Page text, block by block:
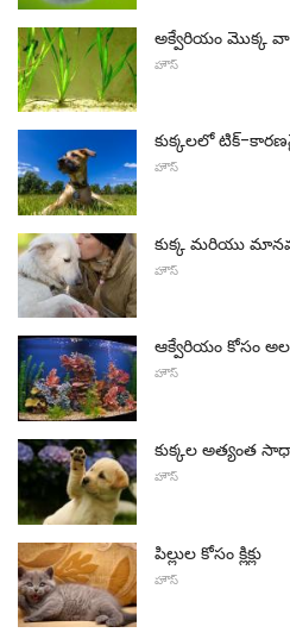
అక్వేరియం మొక్క
హౌస్
కుక్కలలో టిక్-
హౌస్
కుక్క మరియు
హౌస్
ఆక్వేరియం కోసం
హౌస్
కుక్కల అత్యంత
హౌస్
పిల్లుల కోసం క్లిక్లు
హౌస్